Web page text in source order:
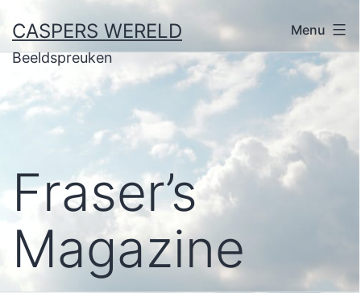
naar
de
inhoud
CASPERS WERELD
Beeldspreuken
Menu
Fraser’s
Magazine